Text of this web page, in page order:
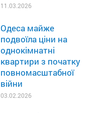
11.03.2026
Одеса майже
подвоїла ціни на
однокімнатні
квартири з початку
повномасштабної
війни
03.02.2026